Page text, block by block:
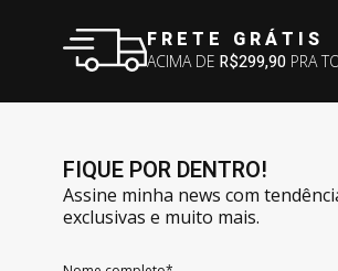
FRETE GRÁTIS
ACIMA DE R$299,90 PRA
FIQUE POR DENTRO!
Assine minha news com
exclusivas e muito mais.